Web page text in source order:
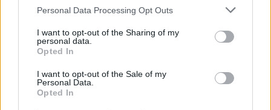
Personal Data Processing Opt Outs
I want to opt-out of the Sharing of my
personal data.
Opted In
I want to opt-out of the Sale of my
Personal Data.
Opted In